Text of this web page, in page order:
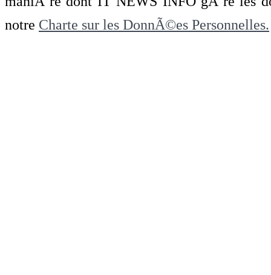
notre Charte sur les DonnÃ©es Personnelles.